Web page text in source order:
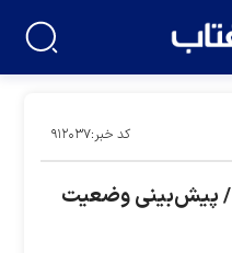
کد خبر:۹۱۲۰۳۷
هواشناسی ۱۴ خرداد ۱۴۰۳/ پیش‌بینی وضعیت